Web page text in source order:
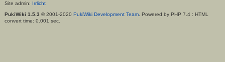
Site admin: Irrlicht
PukiWiki 1.5.3 © 2001-2020 PukiWiki Development Team. Powered by PHP 7.4 : HTML
convert time: 0.001 sec.